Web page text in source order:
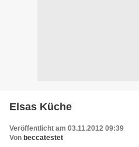
Elsas Küche
Veröffentlicht am 03.11.2012 09:39
Von beccatestet